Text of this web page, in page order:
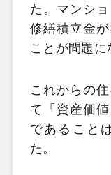
た。マンシ
修繕積立金
ことが問題に
これからの
て「資産価
であること
た。